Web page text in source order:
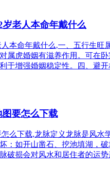
岁老人本命年戴什么
本命年戴什么,一、五行生
属虎婚姻有滋养作用。可在
于增强婚姻稳定性。四、避
要怎么下载
么下载,龙脉定义龙脉是风
：如开山凿石、挖池填湖，
破损会对风水和居住者的运